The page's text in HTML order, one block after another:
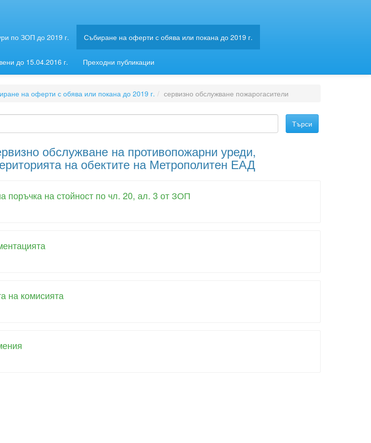
по ЗОП до 2019 г. Събиране на оферти с обява или покана до 2019 г.
до 15.04.2016 г. Преходни публикации
на оферти с обява или покана до 2019 г. сервизно обслужване пожарогасители
обслужване на противопожарни уреди,
на обектите на Метрополитен ЕАД
поръчка на стойност по чл. 20, ал. 3 от ЗОП
на комисията